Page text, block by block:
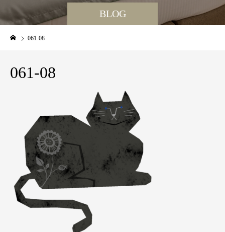
BLOG
061-08
061-08